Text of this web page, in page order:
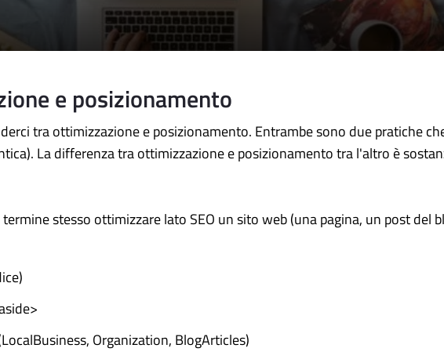
e posizionamento
tra ottimizzazione e posizionamento. Entrambe sono due pratiche
La differenza tra ottimizzazione e posizionamento tra l'altro è
stesso ottimizzare lato SEO un sito web (una pagina, un post del
Organization, BlogArticles)